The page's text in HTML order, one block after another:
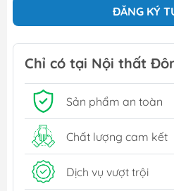
ĐĂNG KÝ
Chỉ có tại Nội thất
Sản phẩm an toàn
Chất lượng cam kết
Dịch vụ vượt trội